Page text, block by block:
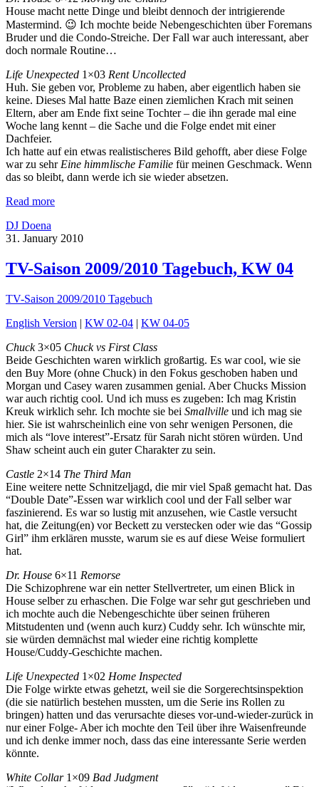
House macht nette Dinge und bleibt dennoch der intrigierende
Mastermind. 😉 Ich mochte beide Nebengeschichten über Foremans
Bruder und die Condo-Streiche. Der Fall war auch interessant, aber
doch normale Routine…
Life Unexpected 1×03 Rent Uncollected
Huh. Sie geben vor, Probleme zu haben, aber eigentlich haben sie
keine. Dieses Mal hatte Baze einen ziemlichen Krach mit seinen
Eltern, aber am Ende fixt seine Tochter – die ihn gerade mal eine
Woche lang kennt – die Sache und die Folge endet mit einer
Dachfeier.
Ich hatte auf ein etwas realistischeres Bild gehofft, aber diese Folge
war zu sehr Eine himmlische Familie für meinen Geschmack. Wenn
das so bleibt, dann werde ich sie wieder absetzen.
Read more
DJ Doena
31. January 2010
TV-Saison 2009/2010 Tagebuch, KW 04
TV-Saison 2009/2010 Tagebuch
English Version | KW 02-04 | KW 04-05
Chuck3×05 Chuck vs First Class
Beide Geschichten waren wirklich großartig. Es war cool, wie sie
den Buy More (ohne Chuck) in den Fokus geschoben haben und
Morgan und Casey waren zusammen genial. Aber Chucks Mission
war auch richtig cool. Und ich muss es zugeben: Ich mag Kristin
Kreuk wirklich sehr. Ich mochte sie bei Smallville und ich mag sie
hier. Sie ist wahrscheinlich eine von sehr wenigen Personen, die
mich als “love interest”-Ersatz für Sarah nicht stören würden. Und
Shaw scheint auch ein guter Charakter zu sein.
Castle 2×14 The Third Man
Eine weitere nette Schnitzeljagd, die mir viel Spaß gemacht hat. Das
“Double Date”-Essen war wirklich cool und der Fall selber war
faszinierend. Es war so lustig mit anzusehen, wie Castle versucht
hat, die Zeitung(en) vor Beckett zu verstecken oder wie das “Gossip
Girl” ihm erklären musste, warum sie es auf diese Weise formuliert
hat.
Dr. House 6×11 Remorse
Die Schizophrene war ein netter Stellvertreter, um einen Blick in
House selber zu erhaschen. Die Folge war sehr gut geschrieben und
ich mochte auch die Nebengeschichte über seinen früheren
Mitstudenten und (wenn auch kurz) Cuddy sehr. Ich wünschte mir,
sie würden demnächst mal wieder eine richtig komplette
House/Cuddy-Geschichte machen.
Life Unexpected 1×02 Home Inspected
Die Folge wirkte etwas gehetzt, weil sie die Sorgerechtsinspektion
(die sie natürlich bestehen mussten, um die Serie ins Rollen zu
bringen) hatten und das verursachte dieses vor-und-wieder-zurück in
nur einer Folge- Aber ich mochte den Teil über ihre Waisenfreunde
und ich denke immer noch, dass das eine interessante Serie werden
könnte.
White Collar1×09 Bad Judgment